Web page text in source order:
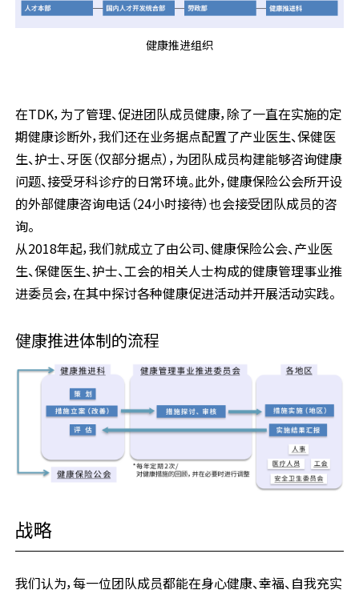
健康推进组织
在TDK，为了管理、促进团队成员健康，除了一直在实施的定
期健康诊断外，我们还在业务据点配置了产业医生、保健医
生、护士、牙医（仅部分据点），为团队成员构建能够咨询健康
问题、接受牙科诊疗的日常环境。此外，健康保险公会所开设
的外部健康咨询电话（24小时接待）也会接受团队成员的咨
询。
从2018年起，我们就成立了由公司、健康保险公会、产业医
生、保健医生、护士、工会的相关人士构成的健康管理事业推
进委员会，在其中探讨各种健康促进活动并开展活动实践。
健康推进体制的流程
战略
我们认为，每一位团队成员都能在身心健康、幸福、自我充实